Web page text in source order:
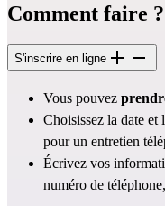
Comment faire ?
S'inscrire en ligne
Vous pouvez
Choisissez la date et
pour un entretien
Écrivez vos
numéro de